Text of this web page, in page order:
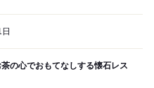
の心でおもてなしする懐石レス